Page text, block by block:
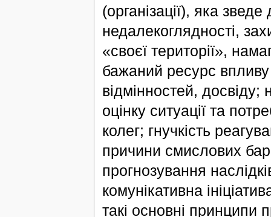
(організації), яка
недалекоглядності,
«своєї території»,
бажаний ресурс впливу
відмінностей,
оцінку ситуації та
колег; гнучкість
причини смислових
прогнозування
комунікативна
такі основні принципи